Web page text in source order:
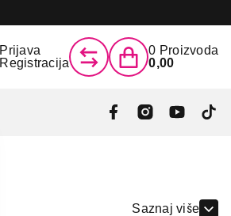
Prijava
Registracija
0 Proizvoda
0,00
Saznaj više